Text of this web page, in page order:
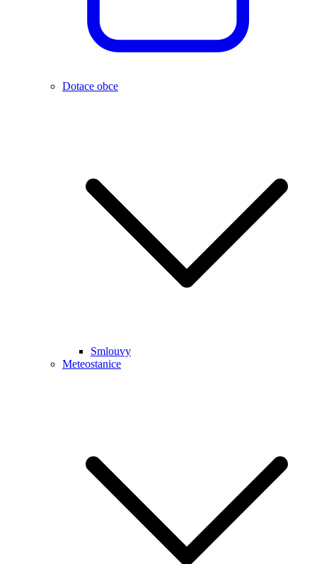
Dotace obce
Smlouvy
Meteostanice